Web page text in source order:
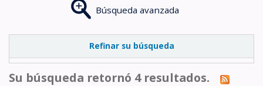
Búsqueda avanzada
Refinar su búsqueda
Su búsqueda retornó 4 resultados.